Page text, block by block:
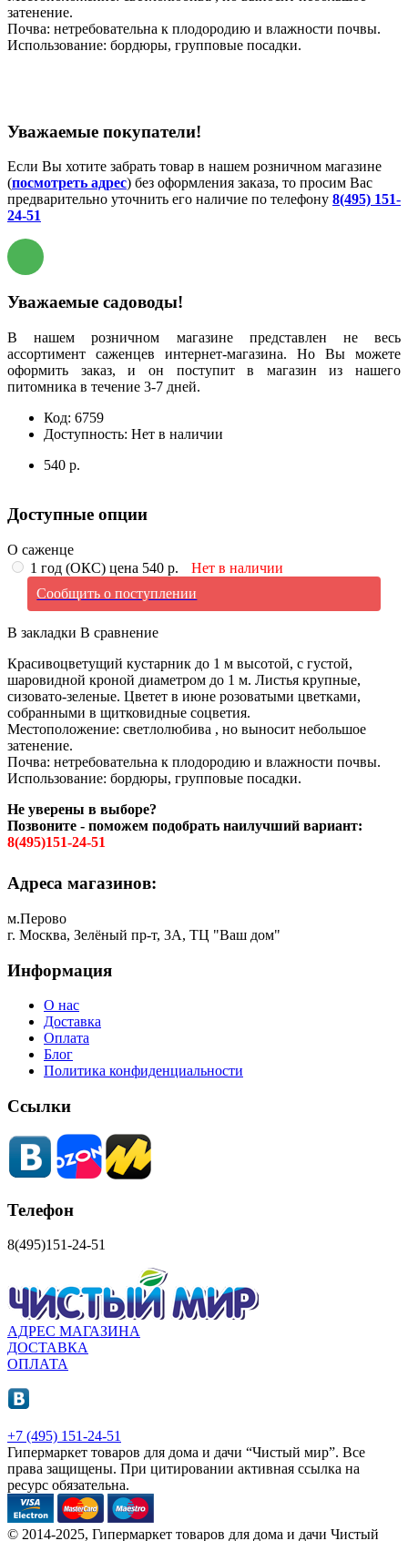
затенение.
Почва: нетребовательна к плодородию и влажности почвы.
Использование: бордюры, групповые посадки.
Уважаемые покупатели!
Если Вы хотите забрать товар в нашем розничном магазине
(посмотреть адрес) без оформления заказа, то просим Вас
предварительно уточнить его наличие по телефону 8(495) 151-
24-51
Уважаемые садоводы!
В нашем розничном магазине представлен не весь
ассортимент саженцев интернет-магазина. Но Вы можете
оформить заказ, и он поступит в магазин из нашего
питомника в течение 3-7 дней.
Код: 6759
Доступность: Нет в наличии
540 р.
Доступные опции
О саженце
1 год (ОКС) цена 540 р.
Нет в наличии
Сообщить о поступлении
В закладки В сравнение
Красивоцветущий кустарник до 1 м высотой, с густой,
шаровидной кроной диаметром до 1 м. Листья крупные,
сизовато-зеленые. Цветет в июне розоватыми цветками,
собранными в щитковидные соцветия.
Местоположение: светлолюбива , но выносит небольшое
затенение.
Почва: нетребовательна к плодородию и влажности почвы.
Использование: бордюры, групповые посадки.
Не уверены в выборе?
Позвоните - поможем подобрать наилучший вариант:
8(495)151-24-51
Адреса магазинов:
м.Перово
г. Москва, Зелёный пр-т, 3А, ТЦ "Ваш дом"
Информация
О нас
Доставка
Оплата
Блог
Политика конфиденциальности
Ссылки
Телефон
8(495)151-24-51
АДРЕС МАГАЗИНА
ДОСТАВКА
ОПЛАТА
+7 (495) 151-24-51
Гипермаркет товаров для дома и дачи “Чистый мир”. Все
права защищены. При цитировании активная ссылка на
ресурс обязательна.
© 2014-2025, Гипермаркет товаров для дома и дачи Чистый